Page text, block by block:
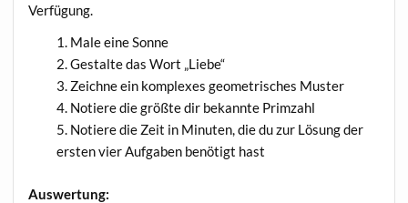
Verfügung.
Male eine Sonne
Gestal­te das Wort „Lie­be“
Zeich­ne ein kom­ple­xes geo­me­tri­sches Muster
Notie­re die größ­te dir bekann­te Primzahl
Notie­re die Zeit in Minu­ten, die du zur Lösung der
ers­ten vier Auf­ga­ben benö­tigt hast
Aus­wer­tung: